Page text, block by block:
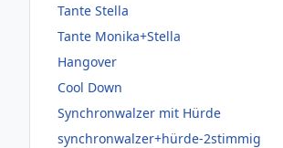
Tante Stella
Tante Monika+Stella
Hangover
Cool Down
Synchronwalzer mit Hürde
synchronwalzer+hürde-2stimmig